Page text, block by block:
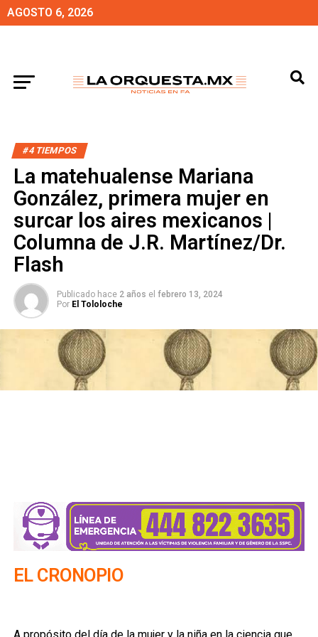
AGOSTO 6, 2026
#4 TIEMPOS
La matehualense Mariana
González, primera mujer en
surcar los aires mexicanos |
Columna de J.R. Martínez/Dr.
Flash
Publicado hace 2 años el febrero 13, 2024
Por El Tololoche
EL CRONOPIO